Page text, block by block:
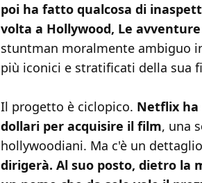
poi ha fatto qualcosa di
volta a Hollywood, Le
stuntman moralmente ambiguo
più iconici e stratificati della sua
Il progetto è ciclopico. Netflix ha
dollari per acquisire il film, una
hollywoodiani. Ma c'è un
dirigerà. Al suo posto, dietro la